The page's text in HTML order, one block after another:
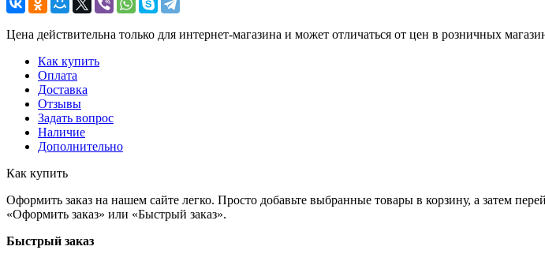
Цена действительна только для интернет-магазина и может отличаться от цен в розничных
Как купить
Оплата
Доставка
Отзывы
Задать вопрос
Наличие
Дополнительно
Как купить
Оформить заказ на нашем сайте легко. Просто добавьте выбранные товары в корзину, а затем
«Оформить заказ» или «Быстрый заказ».
Быстрый заказ